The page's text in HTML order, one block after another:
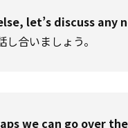
let’s discuss any
合いましょう。
we can go over